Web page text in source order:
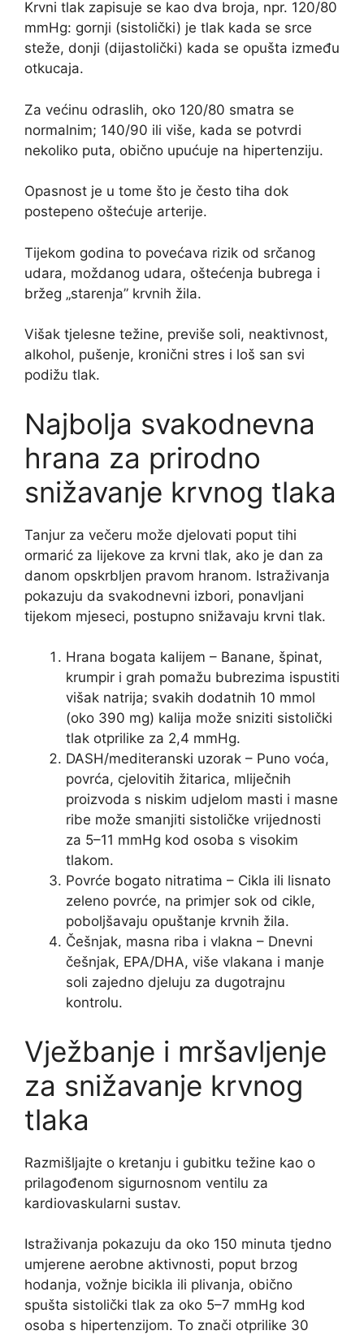
Krvni tlak zapisuje se kao dva broja, npr. 120/80
mmHg: gornji (sistolički) je tlak kada se srce
steže, donji (dijastolički) kada se opušta između
otkucaja.
Za većinu odraslih, oko 120/80 smatra se
normalnim; 140/90 ili više, kada se potvrdi
nekoliko puta, obično upućuje na hipertenziju.
Opasnost je u tome što je često tiha dok
postepeno oštećuje arterije.
Tijekom godina to povećava rizik od srčanog
udara, moždanog udara, oštećenja bubrega i
bržeg „starenja” krvnih žila.
Višak tjelesne težine, previše soli, neaktivnost,
alkohol, pušenje, kronični stres i loš san svi
podižu tlak.
Najbolja svakodnevna
hrana za prirodno
snižavanje krvnog tlaka
Tanjur za večeru može djelovati poput tihi
ormarić za lijekove za krvni tlak, ako je dan za
danom opskrbljen pravom hranom. Istraživanja
pokazuju da svakodnevni izbori, ponavljani
tijekom mjeseci, postupno snižavaju krvni tlak.
Hrana bogata kalijem – Banane, špinat,
krumpir i grah pomažu bubrezima ispustiti
višak natrija; svakih dodatnih 10 mmol
(oko 390 mg) kalija može sniziti sistolički
tlak otprilike za 2,4 mmHg.
DASH/mediteranski uzorak – Puno voća,
povrća, cjelovitih žitarica, mliječnih
proizvoda s niskim udjelom masti i masne
ribe može smanjiti sistoličke vrijednosti
za 5–11 mmHg kod osoba s visokim
tlakom.
Povrće bogato nitratima – Cikla ili lisnato
zeleno povrće, na primjer sok od cikle,
poboljšavaju opuštanje krvnih žila.
Češnjak, masna riba i vlakna – Dnevni
češnjak, EPA/DHA, više vlakana i manje
soli zajedno djeluju za dugotrajnu
kontrolu.
Vježbanje i mršavljenje
za snižavanje krvnog
tlaka
Razmišljajte o kretanju i gubitku težine kao o
prilagođenom sigurnosnom ventilu za
kardiovaskularni sustav.
Istraživanja pokazuju da oko 150 minuta tjedno
umjerene aerobne aktivnosti, poput brzog
hodanja, vožnje bicikla ili plivanja, obično
spušta sistolički tlak za oko 5–7 mmHg kod
osoba s hipertenzijom. To znači otprilike 30